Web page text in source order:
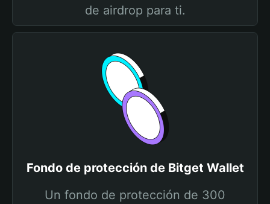
de airdrop para ti.
Fondo de protección de Bitget Wallet
Un fondo de protección de 300